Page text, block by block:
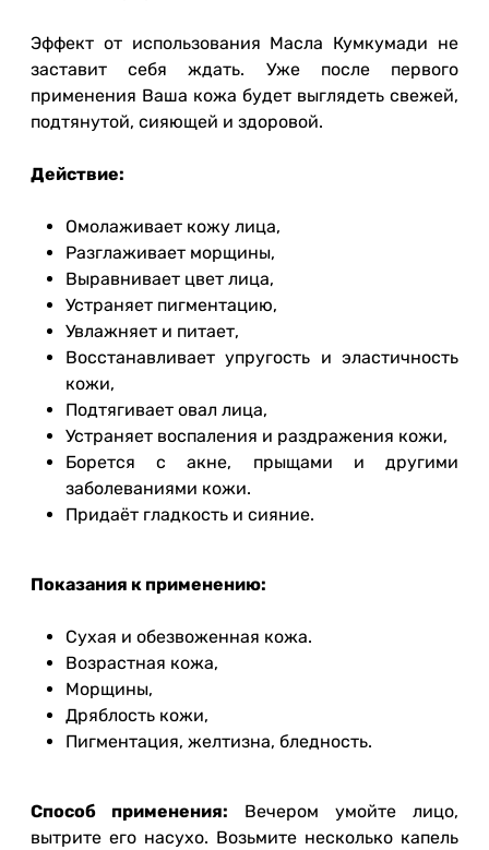
Эффект от использования Масла Кумкумади не
заставит себя ждать. Уже после первого
применения Ваша кожа будет выглядеть свежей,
подтянутой, сияющей и здоровой.
Действие:
Омолаживает кожу лица,
Разглаживает морщины,
Выравнивает цвет лица,
Устраняет пигментацию,
Увлажняет и питает,
Восстанавливает упругость и эластичность
кожи,
Подтягивает овал лица,
Устраняет воспаления и раздражения кожи,
Борется с акне, прыщами и другими
заболеваниями кожи.
Придаёт гладкость и сияние.
Показания к применению:
Сухая и обезвоженная кожа.
Возрастная кожа,
Морщины,
Дряблость кожи,
Пигментация, желтизна, бледность.
Способ применения: Вечером умойте лицо,
вытрите его насухо. Возьмите несколько капель